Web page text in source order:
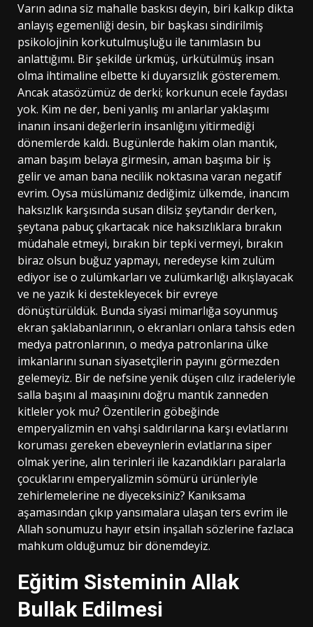
Varın adına siz mahalle baskısı deyin, biri kalkıp dikta
anlayış egemenliği desin, bir başkası sindirilmiş
psikolojinin korkutulmuşluğu ile tanımlasın bu
anlattığımı. Bir şekilde ürkmüş, ürkütülmüş insan
olma ihtimaline elbette ki duyarsızlık gösteremem.
Ancak atasözümüz de derki; korkunun ecele faydası
yok. Kim ne der, beni yanlış mı anlarlar yaklaşımı
inanın insani değerlerin insanlığını yitirmediği
dönemlerde kaldı. Bugünlerde hakim olan mantık,
aman başım belaya girmesin, aman başıma bir iş
gelir ve aman bana necilik noktasına varan negatif
evrim. Oysa müslümanız dediğimiz ülkemde, inancım
haksızlık karşısında susan dilsiz şeytandır derken,
şeytana pabuç çıkartacak nice haksızlıklara bırakın
müdahale etmeyi, bırakın bir tepki vermeyi, bırakın
biraz olsun buğuz yapmayı, neredeyse kim zulüm
ediyor ise o zulümkarları ve zulümkarlığı alkışlayacak
ve ne yazık ki destekleyecek bir evreye
dönüştürüldük. Bunda siyasi mimarlığa soyunmuş
ekran şaklabanlarının, o ekranları onlara tahsis eden
medya patronlarının, o medya patronlarına ülke
imkanlarını sunan siyasetçilerin payını görmezden
gelemeyiz. Bir de nefsine yenik düşen cılız iradeleriyle
salla başını al maaşınını doğru mantık zanneden
kitleler yok mu? Özentilerin göbeğinde
emperyalizmin en vahşi saldırılarına karşı evlatlarını
koruması gereken ebeveynlerin evlatlarına siper
olmak yerine, alın terinleri ile kazandıkları paralarla
çocuklarını emperyalizmin sömürü ürünleriyle
zehirlemelerine ne diyeceksiniz? Kanıksama
aşamasından çıkıp yansımalara ulaşan ters evrim ile
Allah sonumuzu hayır etsin inşallah sözlerine fazlaca
mahkum olduğumuz bir dönemdeyiz.
Eğitim Sisteminin Allak
Bullak Edilmesi